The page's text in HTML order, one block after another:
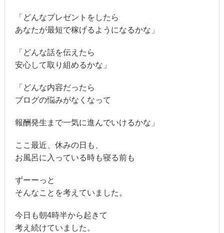
「どんなプレゼントをしたら
あなたが最短で稼げるようになるかな」
「どんな話を伝えたら
安心して取り組めるかな」
「どんな内容だったら
ブログの悩みがなくなって
報酬発生まで一気に進んでいけるかな」
ここ最近、休みの日も、
お風呂に入っている時も寝る前も
ずーーっと
そんなことを考えていました。
今日も朝4時半から起きて
考え続けていました。